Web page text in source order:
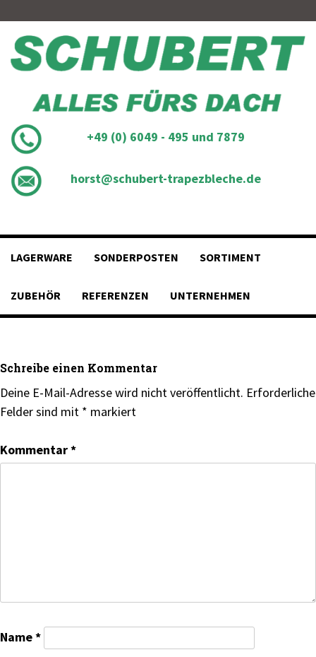
content
+49 (0) 6049 - 495 und 7879
horst@schubert-trapezbleche.de
LAGERWARE SONDERPOSTEN SORTIMENT
ZUBEHÖR REFERENZEN UNTERNEHMEN
Schreibe einen Kommentar
Deine E-Mail-Adresse wird nicht veröffentlicht. Erforderliche
Felder sind mit * markiert
Kommentar*
Name*